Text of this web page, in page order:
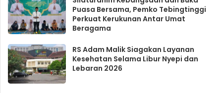
Puasa Bersama, Pemko Tebingtinggi
Perkuat Kerukunan Antar Umat
Beragama
RS Adam Malik Siagakan Layanan
Kesehatan Selama Libur Nyepi dan
Lebaran 2026